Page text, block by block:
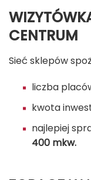
CENTRUM
Sieć sklepów
liczba
kwota
najlepiej
400 mkw.